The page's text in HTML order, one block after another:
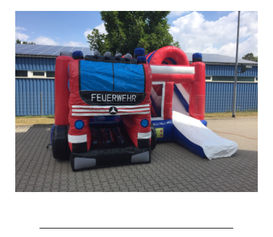
24.03.17 Übergabe ELW
20.11.15 Übergabe StLF und HAB
2015 LF 16 „verlässt“ Feuerwehr
Geschichte
historische Fotos
Ehemalige Fahrzeuge
Jahresrückblicke
Jahresrückblick 2017